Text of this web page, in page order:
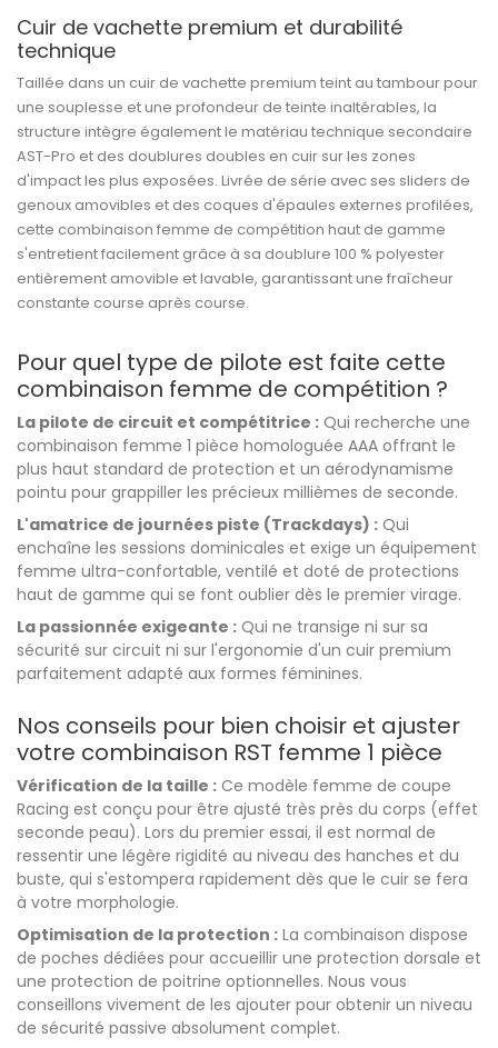
Cuir de vachette premium et durabilité
technique
Taillée dans un cuir de vachette premium teint au tambour pour
une souplesse et une profondeur de teinte inaltérables, la
structure intègre également le matériau technique secondaire
AST-Pro et des doublures doubles en cuir sur les zones
d'impact les plus exposées. Livrée de série avec ses sliders de
genoux amovibles et des coques d'épaules externes profilées,
cette combinaison femme de compétition haut de gamme
s'entretient facilement grâce à sa doublure 100 % polyester
entièrement amovible et lavable, garantissant une fraîcheur
constante course après course.
Pour quel type de pilote est faite cette
combinaison femme de compétition ?
La pilote de circuit et compétitrice : Qui recherche une
combinaison femme 1 pièce homologuée AAA offrant le
plus haut standard de protection et un aérodynamisme
pointu pour grappiller les précieux millièmes de seconde.
L'amatrice de journées piste (Trackdays) : Qui
enchaîne les sessions dominicales et exige un équipement
femme ultra-confortable, ventilé et doté de protections
haut de gamme qui se font oublier dès le premier virage.
La passionnée exigeante : Qui ne transige ni sur sa
sécurité sur circuit ni sur l'ergonomie d'un cuir premium
parfaitement adapté aux formes féminines.
Nos conseils pour bien choisir et ajuster
votre combinaison RST femme 1 pièce
Vérification de la taille : Ce modèle femme de coupe
Racing est conçu pour être ajusté très près du corps (effet
seconde peau). Lors du premier essai, il est normal de
ressentir une légère rigidité au niveau des hanches et du
buste, qui s'estompera rapidement dès que le cuir se fera
à votre morphologie.
Optimisation de la protection : La combinaison dispose
de poches dédiées pour accueillir une protection dorsale et
une protection de poitrine optionnelles. Nous vous
conseillons vivement de les ajouter pour obtenir un niveau
de sécurité passive absolument complet.